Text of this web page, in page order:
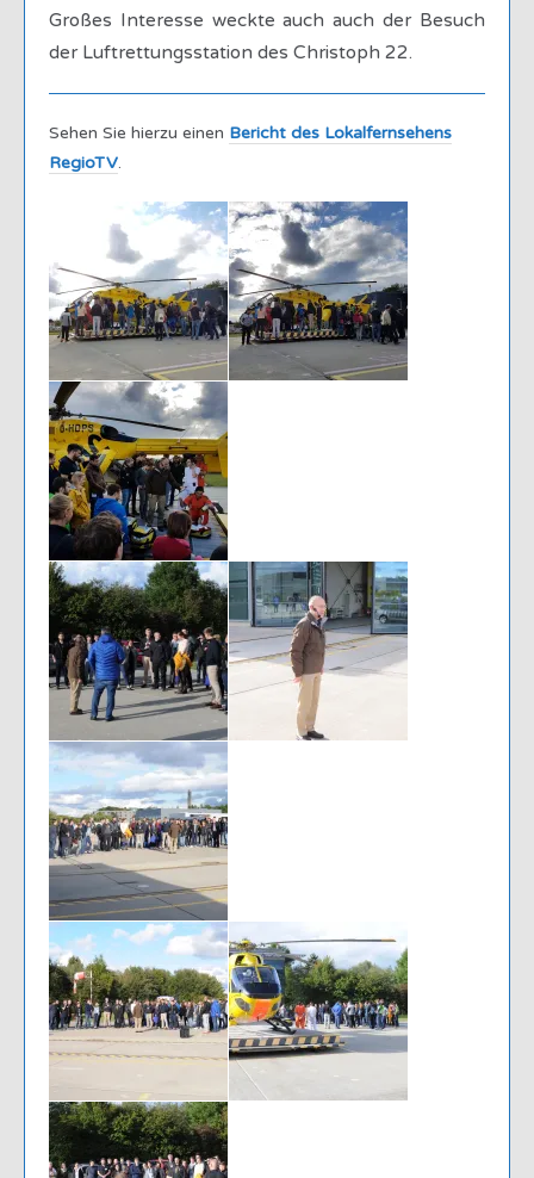
Großes Interesse weckte auch auch der Besuch
der Luftrettungsstation des Christoph 22.
Sehen Sie hierzu einen Bericht des Lokalfernsehens
RegioTV.